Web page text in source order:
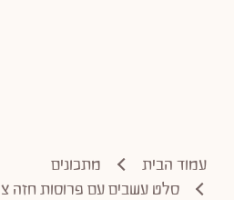
עמוד הבית
מתכונים
סלט עשבים עם פרוסות חזה